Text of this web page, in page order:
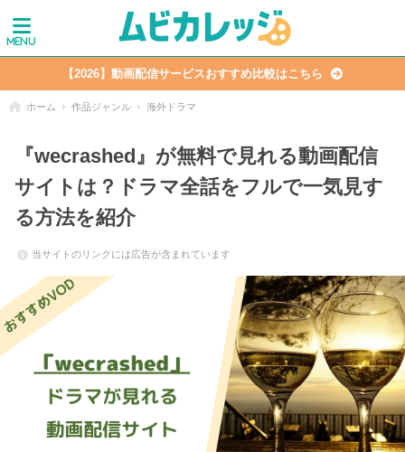
【2026】動画配信サービスおすすめ比較はこちら
ホーム 作品ジャンル 海外ドラマ
『wecrashed』が無料で見れる動画配信
サイトは？ドラマ全話をフルで一気見す
る方法を紹介
当サイトのリンクには広告が含まれています